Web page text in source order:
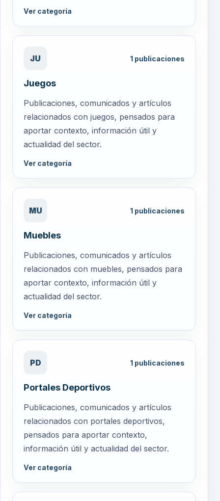
Ver categoría
JU 1 publicaciones
Juegos
Publicaciones, comunicados y artículos
relacionados con juegos, pensados para
aportar contexto, información útil y
actualidad del sector.
Ver categoría
MU 1 publicaciones
Muebles
Publicaciones, comunicados y artículos
relacionados con muebles, pensados para
aportar contexto, información útil y
actualidad del sector.
Ver categoría
PD 1 publicaciones
Portales Deportivos
Publicaciones, comunicados y artículos
relacionados con portales deportivos,
pensados para aportar contexto,
información útil y actualidad del sector.
Ver categoría